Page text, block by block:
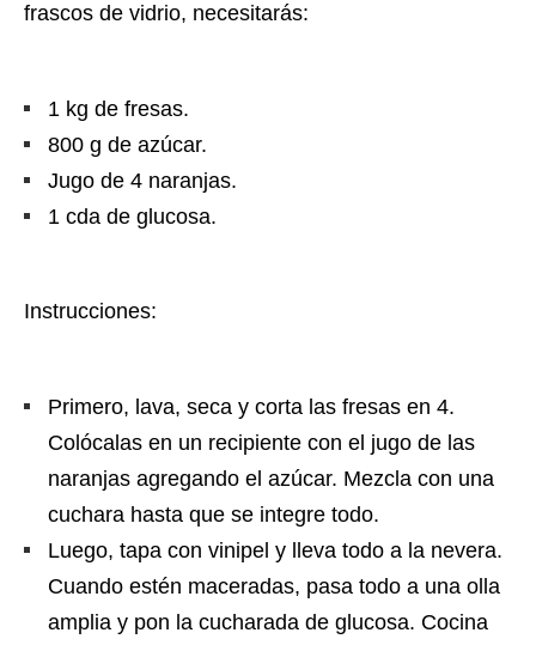
frascos de vidrio, necesitarás:
1 kg de fresas.
800 g de azúcar.
Jugo de 4 naranjas.
1 cda de glucosa.
Instrucciones:
Primero, lava, seca y corta las fresas en 4.
Colócalas en un recipiente con el jugo de las
naranjas agregando el azúcar. Mezcla con una
cuchara hasta que se integre todo.
Luego, tapa con vinipel y lleva todo a la nevera.
Cuando estén maceradas, pasa todo a una olla
amplia y pon la cucharada de glucosa. Cocina